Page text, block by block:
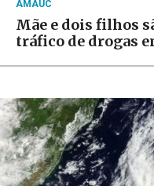
AMAUC
Mãe e dois filhos
tráfico de drogas